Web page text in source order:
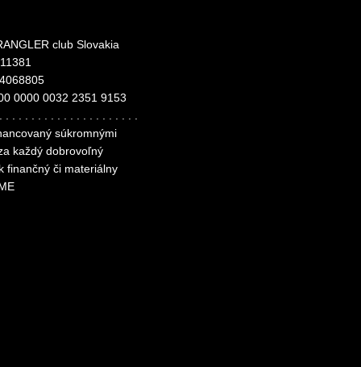
club Slovakia
0000 0032 2351 9153
súkromnými
každý dobrovoľný
finančný či materiálny